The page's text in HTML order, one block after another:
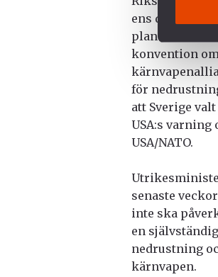
ens delta på
planerade
konvention
för
att Sverige
USA:s
USA/NATO.
senaste
inte ska
en
nedrustning
kärnvapen.